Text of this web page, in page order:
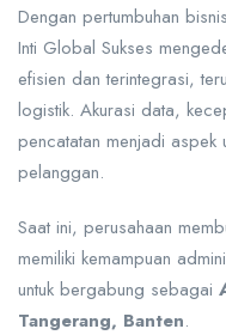
Dengan pertumbuhan
Inti Global Sukses
efisien dan terintegrasi,
logistik. Akurasi data,
pencatatan menjadi aspek
pelanggan.
Saat ini, perusahaan
memiliki kemampuan
untuk bergabung sebagai
Tangerang, Banten.